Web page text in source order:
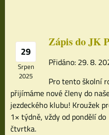
29
Srpen
2025
Zápis do JK
Přidáno: 29. 8.
Pro tento školní
přijímáme nové členy do
jezdeckého klubu! Kroužek
1× týdně, vždy od pondělí do
čtvrtka.